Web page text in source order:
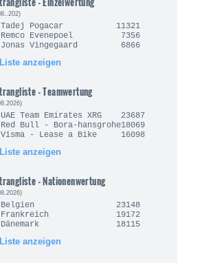
Pogacar 11321
Evenepoel 7356
Vingegaard 6866
Liste anzeigen
- Teamwertung
Team Emirates XRG 23687
Bull - Bora-hansgrohe18069
- Lease a Bike 16098
Liste anzeigen
- Nationenwertung
23148
19172
18115
Liste anzeigen